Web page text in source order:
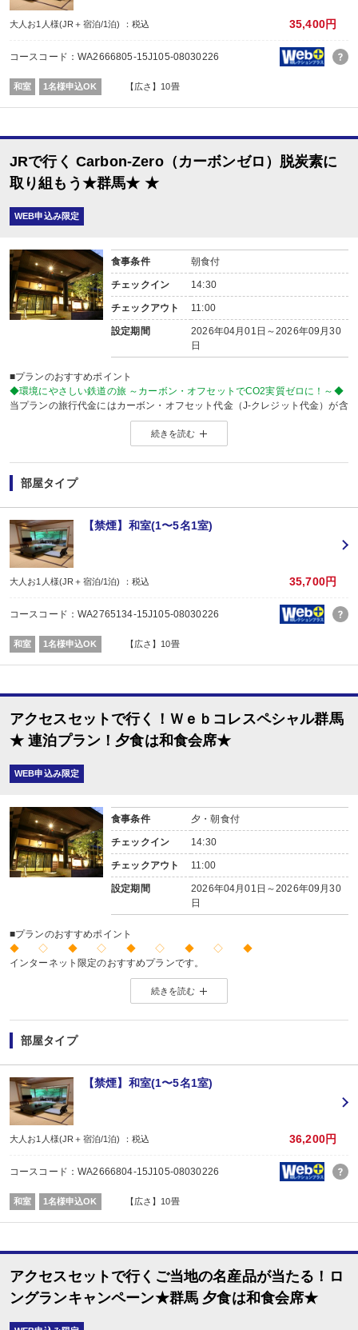
その他（ダイニングホール）
内容:
大人お1人様(JR＋宿泊/1泊) ：税込 35,400円
コースコード：WA2666805-15J105-08030226
和室 1名様申込OK 【広さ】10畳
JRで行く Carbon-Zero（カーボンゼロ）脱炭素に
取り組もう★群馬★ ★
WEB申込み限定
食事条件 朝食付
チェックイン 14:30
チェックアウト 11:00
設定期間
2026年04月01日～2026年09月30
日
■プランのおすすめポイント
◆環境にやさしい鉄道の旅 ～カーボン・オフセットでCO2実質ゼロに！～◆
当プランの旅行代金にはカーボン・オフセット代金（J-クレジット代金）が含
森林保全に役立てられます。
旅行の移動で排出されるCO2を埋め合わせ（オフセット）出来る仕組みとなっ
※カーボン・オフセットについて、詳しくはこちら
※購入先：日本製紙木材株式会社
※J-クレジット制度とは…省エネルギー機器の導入や森林経営などの取組みに
温室効果ガスの排出削減量や吸収量をクレジット」として国が認証する制度
J-クレジットの購入は、地域の森林整備を応援することに繋がります。
【お宿からのお楽しみメニュー】
・賀寿の当月内にご宿泊の場合、還暦・喜寿・米寿のお祝いちゃんちゃんこ無
※証明できるものをお持ちください。
※予約条件入力の画面でチェックを入れて下さい。
■朝食
場所:
その他（ダイニングホール）
内容:
続きを読む
部屋タイプ
【禁煙】和室(1〜5名1室)
大人お1人様(JR＋宿泊/1泊) ：税込 35,700円
コースコード：WA2765134-15J105-08030226
和室 1名様申込OK 【広さ】10畳
アクセスセットで行く！Ｗｅｂコレスペシャル群馬
★ 連泊プラン！夕食は和食会席★
WEB申込み限定
食事条件 夕・朝食付
チェックイン 14:30
チェックアウト 11:00
設定期間
2026年04月01日～2026年09月30
日
■プランのおすすめポイント
◆ ◇ ◆ ◇ ◆ ◇ ◆ ◇ ◆
インターネット限定のおすすめプランです。
※店頭・電話・メールでのお問合せや申込みは出来ません。
◆ ◇ ◆ ◇ ◆ ◇ ◆ ◇ ◆
2泊以上でお申し込みできる、お得なプランです。
※1泊でのご予約はできません
※すべての宿泊日が同一条件となります。
【お宿からのお楽しみメニュー】
・賀寿の当月内にご宿泊の場合、還暦・喜寿・米寿のお祝いちゃんちゃんこ無
※証明できるものをお持ちください。
※予約条件入力の画面でチェックを入れて下さい。
■夕食
■朝食
場所:
その他（ダイニングホール）
内容:
続きを読む
部屋タイプ
【禁煙】和室(1〜5名1室)
大人お1人様(JR＋宿泊/1泊) ：税込 36,200円
コースコード：WA2666804-15J105-08030226
和室 1名様申込OK 【広さ】10畳
アクセスセットで行くご当地の名産品が当たる！ロ
ングランキャンペーン★群馬 夕食は和食会席★